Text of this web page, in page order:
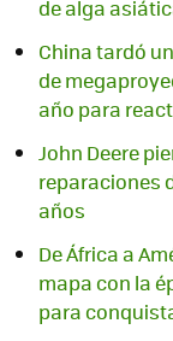
de alga
China tardó
de
año para
John Deere
reparaciones
años
De África a
mapa con la
para